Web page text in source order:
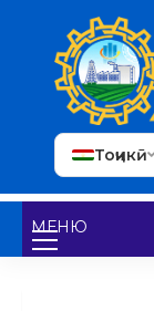
Тоҷикӣ
МЕНЮ